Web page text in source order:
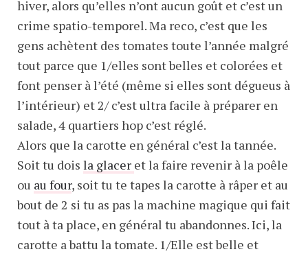
hiver, alors qu’elles n’ont aucun goût et c’est un
crime spatio-temporel. Ma reco, c’est que les
gens achètent des tomates toute l’année malgré
tout parce que 1/elles sont belles et colorées et
font penser à l’été (même si elles sont dégueus à
l’intérieur) et 2/ c’est ultra facile à préparer en
salade, 4 quartiers hop c’est réglé.
Alors que la carotte en général c’est la tannée.
Soit tu dois la glacer et la faire revenir à la poêle
ou au four, soit tu te tapes la carotte à râper et au
bout de 2 si tu as pas la machine magique qui fait
tout à ta place, en général tu abandonnes. Ici, la
carotte a battu la tomate. 1/Elle est belle et